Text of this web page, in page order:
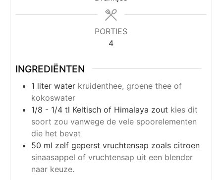
PORTIES
4
INGREDIËNTEN
1 liter water kruidenthee, groene thee of
kokoswater
1/8 - 1/4 tl Keltisch of Himalaya zout kies dit
soort zou vanwege de vele spoorelementen
die het bevat
50 ml zelf geperst vruchtensap zoals citroen
sinaasappel of vruchtensap uit een blender
naar keuze.